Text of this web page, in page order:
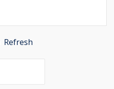
Refresh